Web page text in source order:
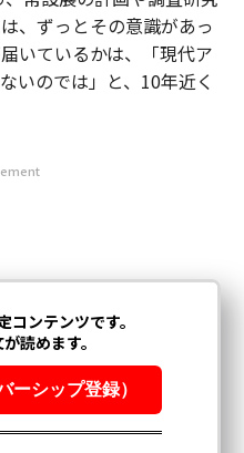
、ずっとその意識があっ
いているかは、「現代ア
いのでは」と、10年近く